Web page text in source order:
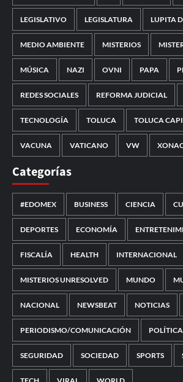
LEGISLATIVO LEGISLATURA LUPITA
MEDIO AMBIENTE MISTERIOS
MÚSICA NAZI OVNI PAPA
REDES SOCIALES REFORMA JUDICIAL
TECNOLOGÍA TOLUCA TOLUCA
VACUNA VATICANO VW
Categorías
#EDOMEX BUSINESS CIENCIA
DEPORTES ECONOMÍA
FISCALÍA HEALTH INTERNACIONAL
MISTERIOS UNRESOLVED MUNDO
NACIONAL NEWSBEAT NOTICIAS
PERIODISMO/COMUNICACIÓN POLÍTICA
SEGURIDAD SOCIEDAD SPORTS